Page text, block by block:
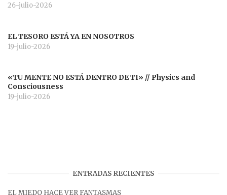
26-julio-2026
EL TESORO ESTÁ YA EN NOSOTROS
19-julio-2026
«TU MENTE NO ESTÁ DENTRO DE TI» // Physics and
Consciousness
19-julio-2026
ENTRADAS RECIENTES
EL MIEDO HACE VER FANTASMAS